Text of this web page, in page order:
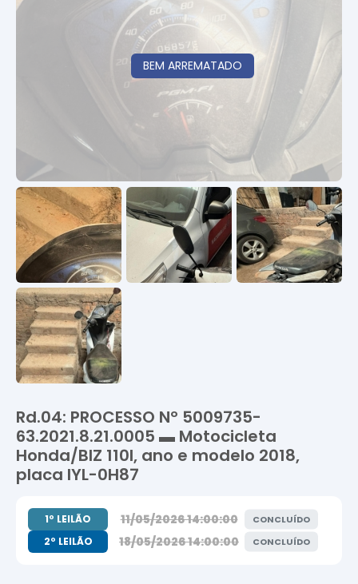
BEM ARREMATADO
Rd.04: PROCESSO Nº 5009735-
63.2021.8.21.0005 ▬ Motocicleta
Honda/BIZ 110I, ano e modelo 2018,
placa IYL-0H87
1º LEILÃO 11/05/2026 14:00:00 CONCLUÍDO
2º LEILÃO 18/05/2026 14:00:00 CONCLUÍDO